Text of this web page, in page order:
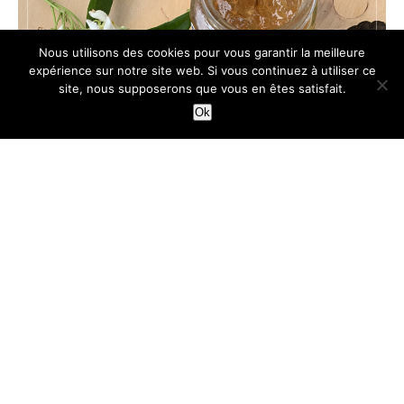
Nous utilisons des cookies pour vous garantir la meilleure
expérience sur notre site web. Si vous continuez à utiliser ce
site, nous supposerons que vous en êtes satisfait.
Ok